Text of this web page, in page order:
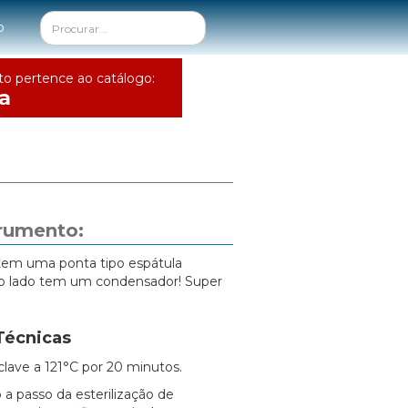
pertence ao catálogo:
uma ponta tipo espátula
lado tem um condensador! Super
a 121°C por 20 minutos.
passo da esterilização de